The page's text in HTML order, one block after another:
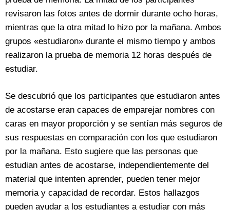
revisaron las fotos antes de dormir durante ocho horas,
mientras que la otra mitad lo hizo por la mañana. Ambos
grupos «estudiaron» durante el mismo tiempo y ambos
realizaron la prueba de memoria 12 horas después de
estudiar.
Se descubrió que los participantes que estudiaron antes
de acostarse eran capaces de emparejar nombres con
caras en mayor proporción y se sentían más seguros de
sus respuestas en comparación con los que estudiaron
por la mañana. Esto sugiere que las personas que
estudian antes de acostarse, independientemente del
material que intenten aprender, pueden tener mejor
memoria y capacidad de recordar. Estos hallazgos
pueden ayudar a los estudiantes a estudiar con más